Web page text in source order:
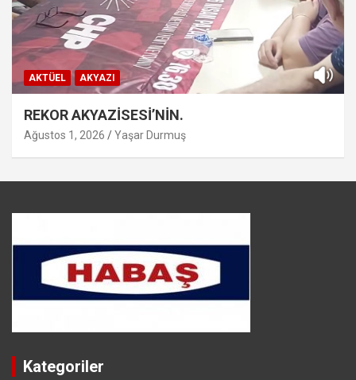
AKTÜEL AKYAZI
REKOR AKYAZİSESİ’NİN.
Ağustos 1, 2026 Yaşar Durmuş
Kategoriler